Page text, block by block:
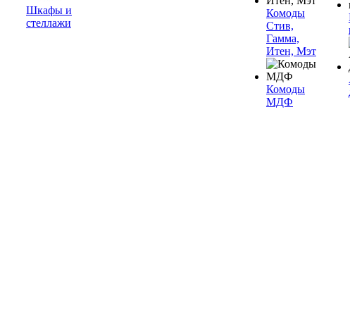
Шкафы и
стеллажи
Комоды
Стив,
Гамма,
Итен, Мэт
Комоды
МДФ